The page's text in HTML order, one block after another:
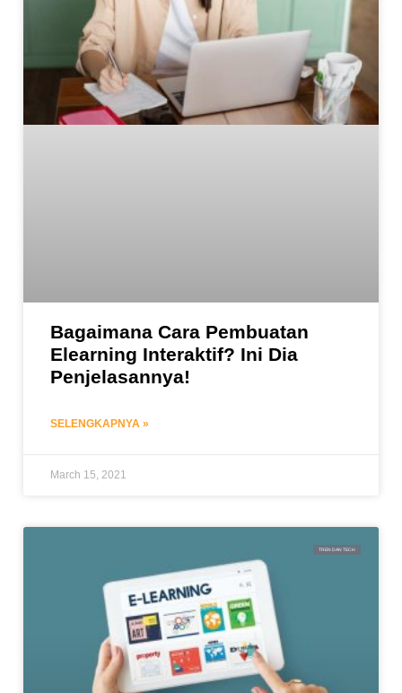
Bagaimana Cara Pembuatan
Elearning Interaktif? Ini Dia
Penjelasannya!
SELENGKAPNYA »
March 15, 2021
TREN DAN TECH